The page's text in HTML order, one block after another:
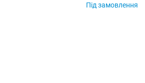
Під замовлення